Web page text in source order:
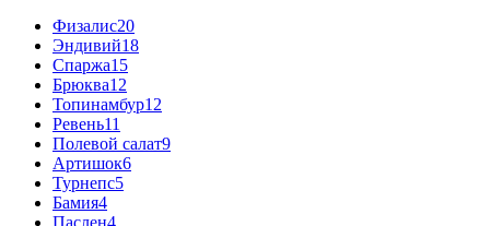
Физалис20
Эндивий18
Спаржа15
Брюква12
Топинамбур12
Ревень11
Полевой салат9
Артишок6
Турнепс5
Бамия4